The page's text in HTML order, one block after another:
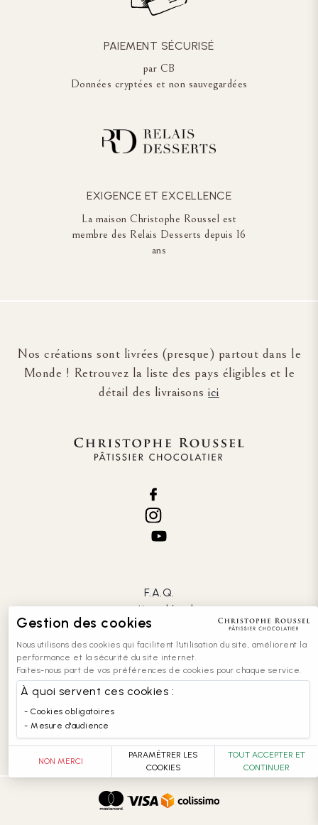
PAIEMENT SÉCURISÉ
par CB
Données cryptées et non sauvegardées
EXIGENCE ET EXCELLENCE
La maison Christophe Roussel est
membre des Relais Desserts depuis 16
ans
Nos créations sont livrées (presque) partout dans le
Monde ! Retrouvez la liste des pays éligibles et le
détail des livraisonsici
F.A.Q.
mentions légales
CGV
confidentialité
cookies
contact
recrutement
accessibilité : partiellement conforme
Gestion des cookies
Nous utilisons des cookies qui facilitent l'utilisation du site, améliorent la
performance et la sécurité du site internet.
Faites-nous part de vos préférences de cookies pour chaque service.
À quoi servent ces cookies :
Cookies obligatoires
Mesure d'audience
NON MERCI
PARAMÉTRER LES
COOKIES
TOUT ACCEPTER ET
CONTINUER